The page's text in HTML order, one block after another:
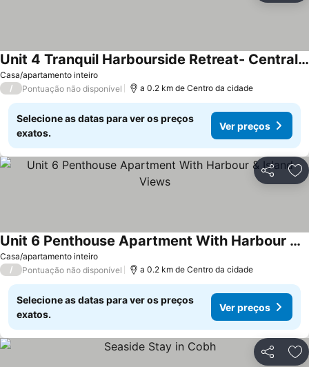
Casa/apartamento inteiro
Unit 4 Tranquil Harbourside Retreat- Central Location
/ Pontuação não disponível a 0.2 km de Centro da cidade
Selecione as datas para ver os preços
exatos.
Ver preços
Partilhar
Casa/apartamento inteiro
Unit 6 Penthouse Apartment With Harbour & Island Views
/ Pontuação não disponível a 0.2 km de Centro da cidade
Selecione as datas para ver os preços
exatos.
Ver preços
Partilhar